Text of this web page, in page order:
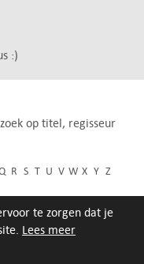
te zorgen dat je
Lees meer
:)
op titel, regisseur
R S T U V W X Y Z